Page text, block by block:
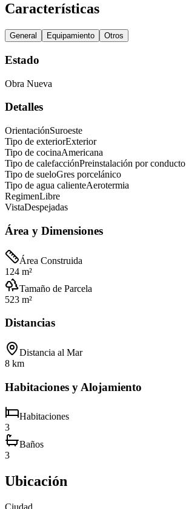
Características
General Equipamiento Otros
Estado
Obra Nueva
Detalles
OrientaciónSuroeste
Tipo de exteriorExterior
Tipo de cocinaAmericana
Tipo de calefacciónPreinstalación por conducto
Tipo de sueloGres porcelánico
Tipo de agua calienteAerotermia
RegimenLibre
VistaDespejadas
Área y Dimensiones
Área Construida
124 m²
Tamaño de Parcela
523 m²
Distancias
Distancia al Mar
8 km
Habitaciones y Alojamiento
Habitaciones
3
Baños
3
Ubicación